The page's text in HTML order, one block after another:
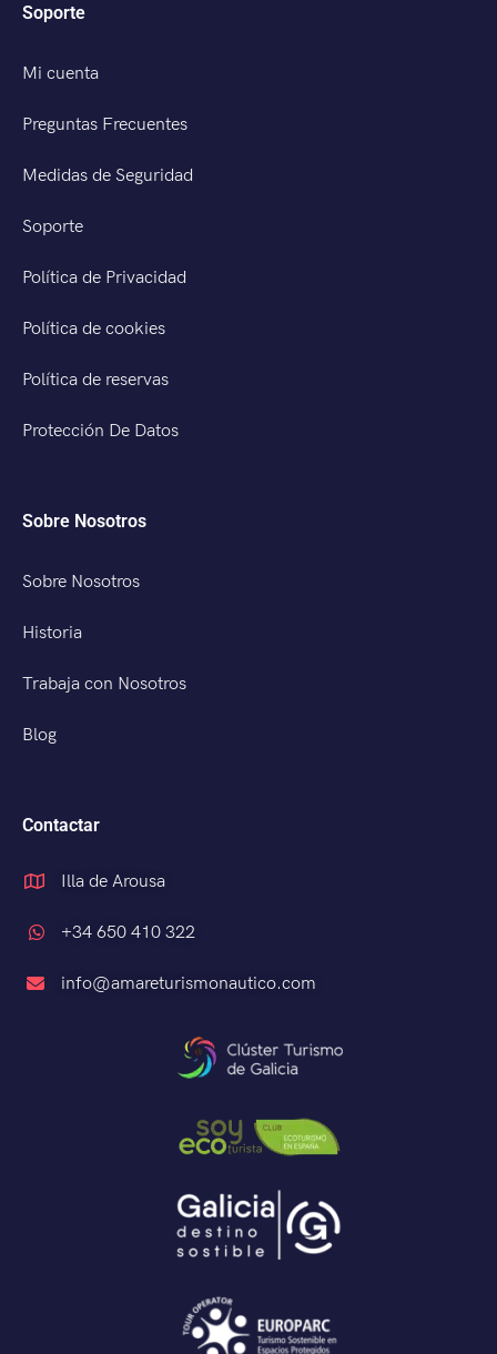
Soporte
Mi cuenta
Preguntas Frecuentes
Medidas de Seguridad
Soporte
Política de Privacidad
Política de cookies
Política de reservas
Protección De Datos
Sobre Nosotros
Sobre Nosotros
Historia
Trabaja con Nosotros
Blog
Contactar
Illa de Arousa
+34 650 410 322
info@amareturismonautico.com